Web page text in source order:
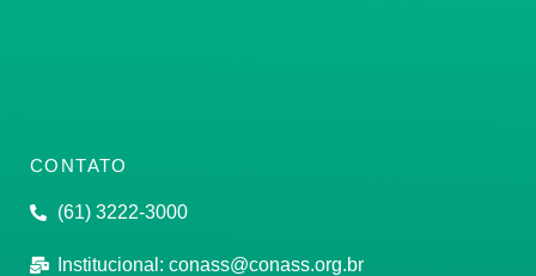
CONTATO
(61) 3222-3000
Institucional: conass@conass.org.br